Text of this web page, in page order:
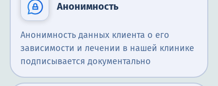
Анонимность
Анонимность данных клиента о его
зависимости и лечении в нашей клинике
подписывается документально